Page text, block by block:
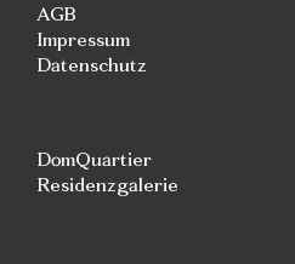
AGB
Impressum
Datenschutz
DomQuartier
Residenzgalerie